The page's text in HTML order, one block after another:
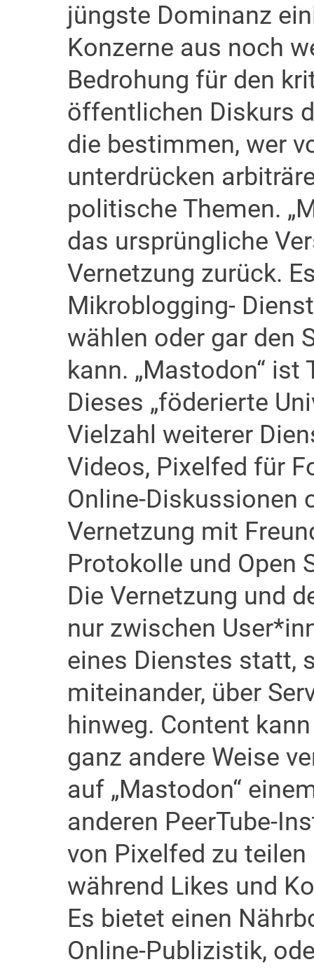
jüngste Dominanz
Konzerne aus noch
Bedrohung für den
öffentlichen Diskurs
die bestimmen, wer
unterdrücken
politische Themen.
das ursprüngliche
Vernetzung zurück.
Mikroblogging-
wählen oder gar den
kann. „Mastodon“ ist
Dieses „föderierte
Vielzahl weiterer
Videos, Pixelfed für
Online-Diskussionen
Vernetzung mit
Protokolle und Open
Die Vernetzung und
nur zwischen
eines Dienstes statt,
miteinander, über
hinweg. Content
ganz andere Weise
auf „Mastodon“
anderen PeerTube-
von Pixelfed zu
während Likes und
Es bietet einen
Online-Publizistik,